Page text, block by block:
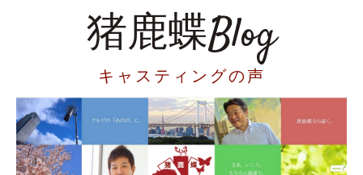
猪鹿蝶Blog
キャスティングの声